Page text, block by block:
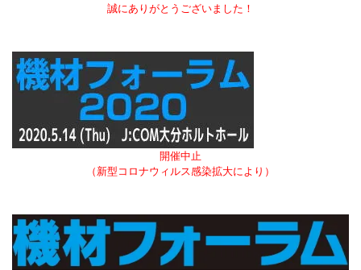
誠にありがとうございました！
開催中止
（新型コロナウィルス感染拡大により）